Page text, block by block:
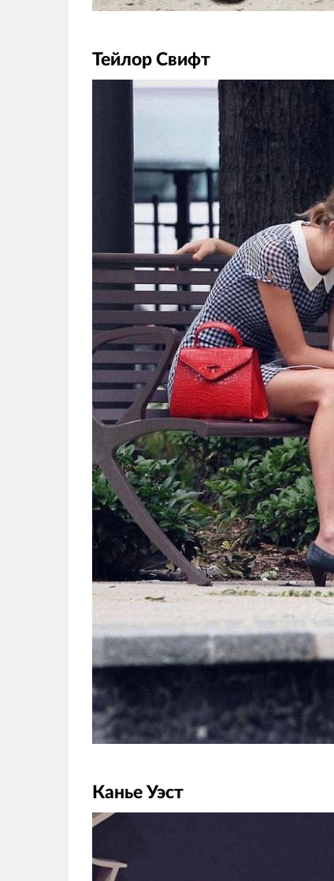
Тейлор Свифт
Канье Уэст